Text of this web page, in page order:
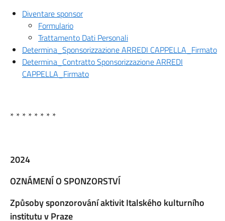
Diventare sponsor
Formulario
Trattamento Dati Personali
Determina_Sponsorizzazione ARREDI CAPPELLA_Firmato
Determina_Contratto Sponsorizzazione ARREDI
CAPPELLA_Firmato
* * * * * * * *
2024
OZNÁMENÍ O SPONZORSTVÍ
Způsoby sponzorování aktivit Italského kulturního
institutu v Praze